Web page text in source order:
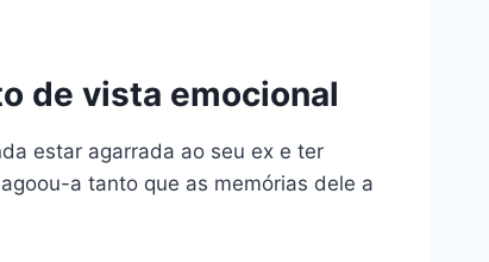
de vista emocional
estar agarrada ao seu ex e ter
a tanto que as memórias dele a